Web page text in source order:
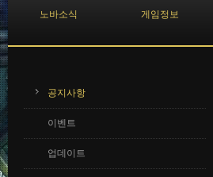
노바소식 게임정보
공지사항
이벤트
업데이트
Sketchbook5, 스